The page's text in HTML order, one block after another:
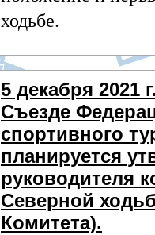
ходьбе.
5 декабря 2021
Съезде
спортивного
планируется
руководителя
Северной
Комитета).